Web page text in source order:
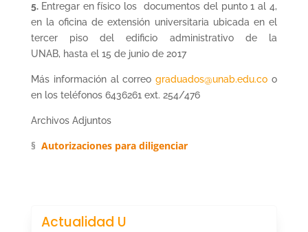
5. Entregar en físico los documentos del punto 1 al 4,
en la oficina de extensión universitaria ubicada en el
tercer piso del edificio administrativo de la
UNAB, hasta el 15 de junio de 2017
Más información al correograduados@unab.edu.co o
en los teléfonos 6436261 ext. 254/476
Archivos Adjuntos
§ Autorizaciones para diligenciar
Actualidad U